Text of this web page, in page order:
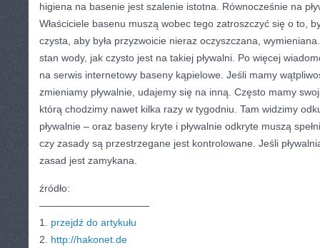
higiena na basenie jest szalenie istotna. Równocześnie na
Właściciele basenu muszą wobec tego zatroszczyć się o to,
czysta, aby była przyzwoicie nieraz oczyszczana,
stan wody, jak czysto jest na takiej pływalni. Po więcej
na serwis internetowy baseny kąpielowe. Jeśli mamy
zmieniamy pływalnie, udajemy się na inną. Często mamy
którą chodzimy nawet kilka razy w tygodniu. Tam widzimy
pływalnie – oraz baseny kryte i pływalnie odkryte muszą
czy zasady są przestrzegane jest kontrolowane. Jeśli
zasad jest zamykana.
źródło:
———————————
1. przejdź do artykułu
2. http://hakonet.de